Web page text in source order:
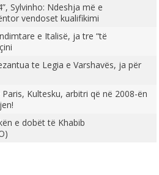
Sylvinho: Ndeshja më e
vendoset kualifikimi
e Italisë, ja tre “të
te Legia e Varshavës, ja për
Paris, Kultesku, arbitri që në 2008-ën
e dobët të Khabib